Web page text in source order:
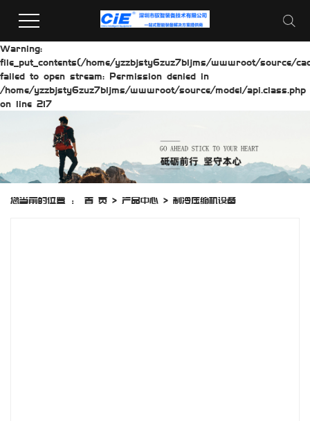
Warning:
file_put_contents(/home/yzzbjsty6zuz7bljms/wwwroot/source/
failed to open stream: Permission denied in
/home/yzzbjsty6zuz7bljms/wwwroot/source/model/api.class.php
on line 217
您当前的位置 ： 首 页 > 产品中心 > 制冷压缩机设备